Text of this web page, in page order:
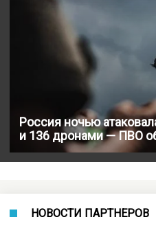
Россия ночью
и 136 дронами — ПВО
НОВОСТИ ПАРТНЕРОВ